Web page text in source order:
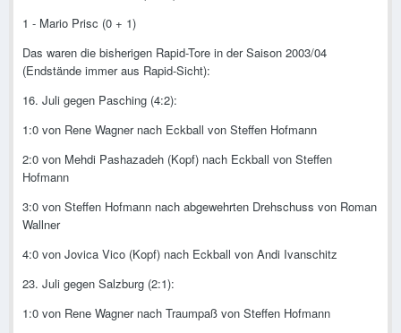
1 - Mario Prisc (0 + 1)
Das waren die bisherigen Rapid-Tore in der Saison 2003/04
(Endstände immer aus Rapid-Sicht):
16. Juli gegen Pasching (4:2):
1:0 von Rene Wagner nach Eckball von Steffen Hofmann
2:0 von Mehdi Pashazadeh (Kopf) nach Eckball von Steffen
Hofmann
3:0 von Steffen Hofmann nach abgewehrten Drehschuss von Roman
Wallner
4:0 von Jovica Vico (Kopf) nach Eckball von Andi Ivanschitz
23. Juli gegen Salzburg (2:1):
1:0 von Rene Wagner nach Traumpaß von Steffen Hofmann